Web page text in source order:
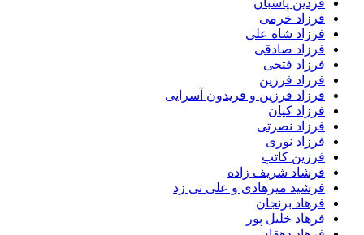
فردین پاسبان
فرزاد خرمی
فرزاد شاه علی
فرزاد صادقى
فرزاد فتحی
فرزاد فرزین
فرزاد فرزین و فریدون آسرایی
فرزاد کیان
فرزاد نصرتی
فرزاد نوری
فرزین کاتب
فرشاد شریف زاده
فرشید میرهادی و علی تی زد
فرهاد برنجان
فرهاد خلیل پور